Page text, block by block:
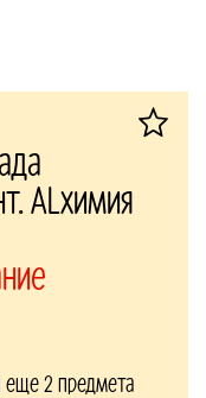
ALхимия
еще 2 предмета